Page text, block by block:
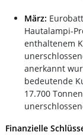
März:
Hautalampi-
enthaltenem
anerkannt
bedeutende
17.700
Finanzielle